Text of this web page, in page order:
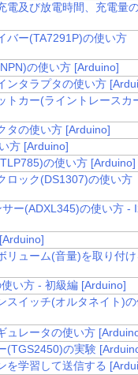
電及び放電時間、充電量
バー(TA7291P)の使い方
の使い方 [Arduino]
ンタラプタの使い方
トカー(ライントレースカ
タの使い方 [Arduino]
方 [Arduino]
の使い方 [Arduino]
ロック(DS1307)の使い方
ー(ADXL345)の使い方 -
リューム(音量)を取り付け
い方 - 初級編 [Arduino]
スイッチ(オルタネイト)
ュレータの使い方
(TGS2450)の実験
を学習して送信する